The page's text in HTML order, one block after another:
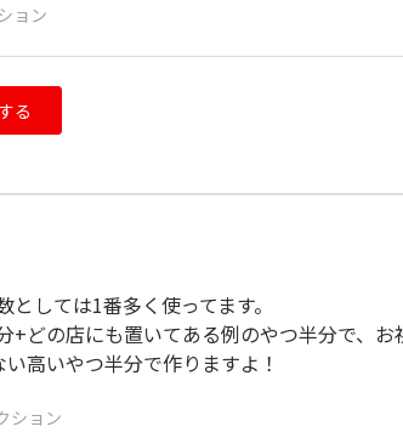
ョン
る
しては1番多く使ってます。
+どの店にも置いてある例のやつ半分で、
高いやつ半分で作りますよ！
ション